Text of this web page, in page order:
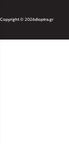
Copyright © 2026dioptra.gr